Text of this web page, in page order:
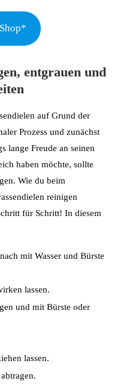
entgrauen und
auf Grund der
Prozess und zunächst
lange Freude an seinen
haben möchte, sollte
Wie du beim
reinigen
für Schritt! In diesem
mit Wasser und Bürste
lassen.
und mit Bürste oder
lassen.